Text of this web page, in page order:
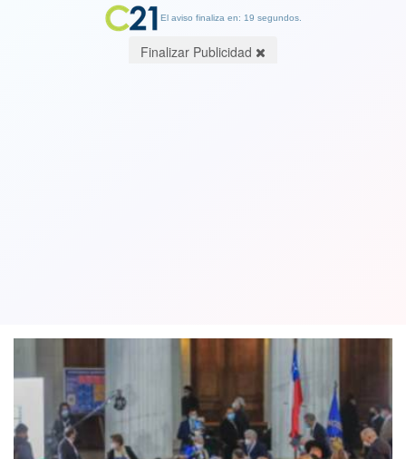
El aviso finaliza en: 19 segundos.
Finalizar Publicidad